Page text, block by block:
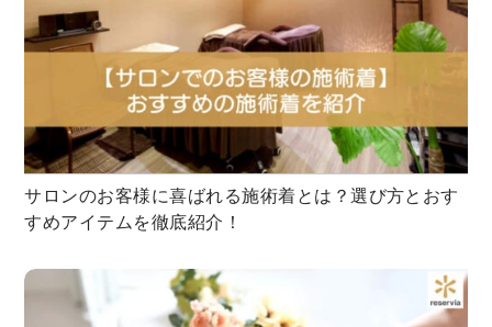
サロンのお客様に喜ばれる施術着とは？選び方とおす
すめアイテムを徹底紹介！